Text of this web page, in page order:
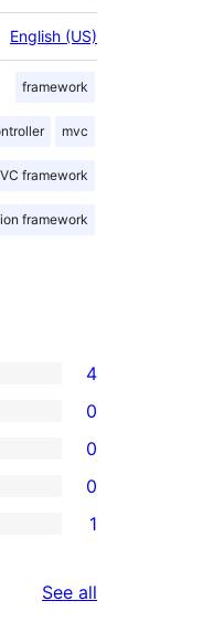
English (US)
framework
mvc
framework
framework
4
0
0
0
1
See all